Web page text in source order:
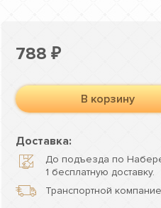
788 ₽
В корзину
Доставка:
До подъезда по
1 бесплатную доставку.
Транспортной